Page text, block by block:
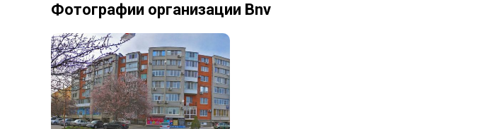
Фотографии организации Bnv